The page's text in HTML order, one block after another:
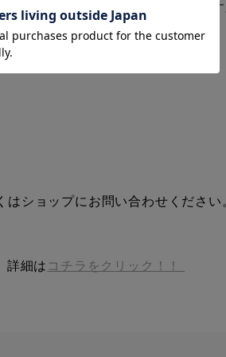
ーチャンスクジを配布しておりま
はショップにお問い合わせください
詳細は コチラをクリック！！